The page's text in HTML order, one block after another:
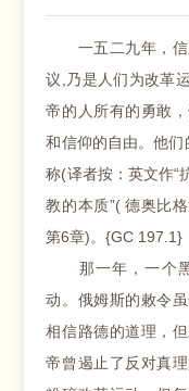
一五二九年，信
议,乃是人们为改革
帝的人所有的勇敢
和信仰的自由。他们
称(译者按：英文作“
教的本质”( 德奥比
第6章)。{GC 197.1}
那一年，一个黑
动。俄姆斯的敕令
相信路德的道理，
帝曾遏止了反对真